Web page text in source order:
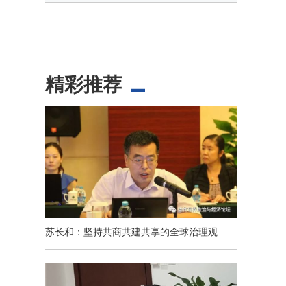
精彩推荐
苏长和：坚持共商共建共享的全球治理观...